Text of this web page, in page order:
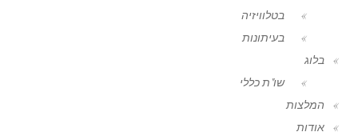
בטלוויזיה
בעיתונות
בלוג
שו"ת כללי
המלצות
אודות